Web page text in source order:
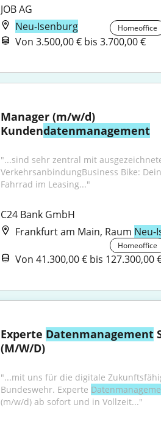
JOB AG
Neu-Isenburg
Homeoffice
Von 3.500,00 € bis 3.700,00 €
Manager (m/w/d)
Kundendatenmanagement
"...sind sehr zentral mit
VerkehrsanbindungBusiness Bike: Dein
Fahrrad im Leasing..."
C24 Bank GmbH
Frankfurt am Main, Raum Neu-
Homeoffice
Von 41.300,00 € bis 127.300,00
Experte Datenmanagement
(M/W/D)
"...mit uns für die digitale
Bundeswehr. Experte
(m/w/d) ab sofort und in Vollzeit..."